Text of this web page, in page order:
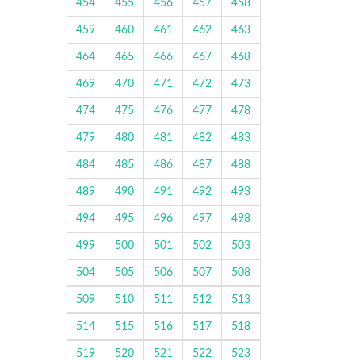
454 455 456 457 458
459 460 461 462 463
464 465 466 467 468
469 470 471 472 473
474 475 476 477 478
479 480 481 482 483
484 485 486 487 488
489 490 491 492 493
494 495 496 497 498
499 500 501 502 503
504 505 506 507 508
509 510 511 512 513
514 515 516 517 518
519 520 521 522 523